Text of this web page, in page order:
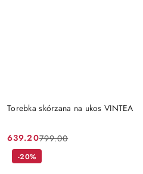
Torebka skórzana na ukos VINTEA
Cena
promocyjna:
639.20
Cena
przed
799.00
-20%